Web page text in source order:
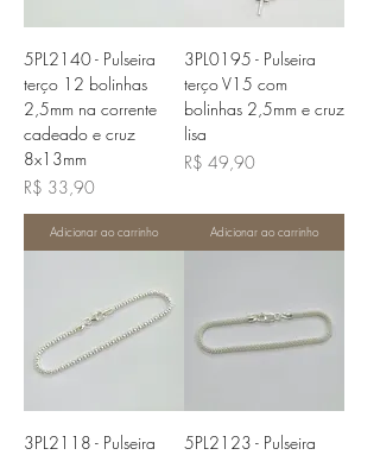
5PL2140 - Pulseira
terço 12 bolinhas
2,5mm na corrente
cadeado e cruz
8x13mm
Preço
R$ 33,90
Adicionar ao carrinho
3PL0195 - Pulseira
terço V15 com
bolinhas 2,5mm e cruz
lisa
Preço
R$ 49,90
Adicionar ao carrinho
3PL2118 - Pulseira 5PL2123 - Pulseira